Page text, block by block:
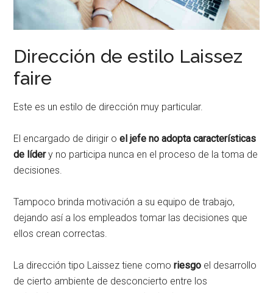
Dirección de estilo Laissez
faire
Este es un estilo de dirección muy particular.
El encargado de dirigir oel jefe no adopta características
de lídery no participa nunca en el proceso de la toma de
decisiones.
Tampoco brinda motivación a su equipo de trabajo,
dejando así a los empleados tomar las decisiones que
ellos crean correctas.
La dirección tipo Laissez tiene comoriesgo el desarrollo
de cierto ambiente de desconcierto entre los